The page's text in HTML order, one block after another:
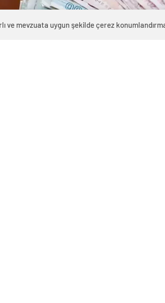
ve mevzuata uygun şekilde çerez